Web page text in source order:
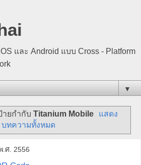
และ Android แบบ Cross - Platform
▼
ยกำกับ Titanium Mobile
แสดง
บทความทั้งหมด
ศ. 2556